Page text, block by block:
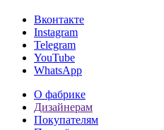
Вконтакте
Instagram
Telegram
YouTube
WhatsApp
О фабрике
Дизайнерам
Покупателям